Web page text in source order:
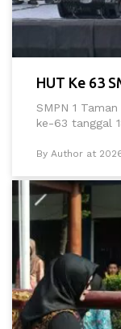
HUT Ke 63
SMPN 1
ke-63 tanggal
By Author at